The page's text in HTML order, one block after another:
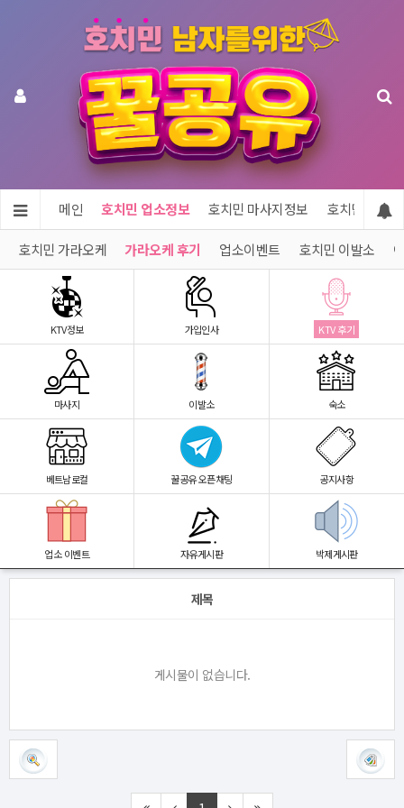
메인 호치민 업소정보 호치민 마사지정보 호치민 숙소
호치민 가라오케 가라오케 후기 업소이벤트 호치민 이발소
KTV정보 가입인사 KTV 후기
마사지 이발소 숙소
베트남로컬 꿀공유 오픈채팅 공지사항
업소 이벤트 자유게시판 박제게시판
제목
게시물이 없습니다.